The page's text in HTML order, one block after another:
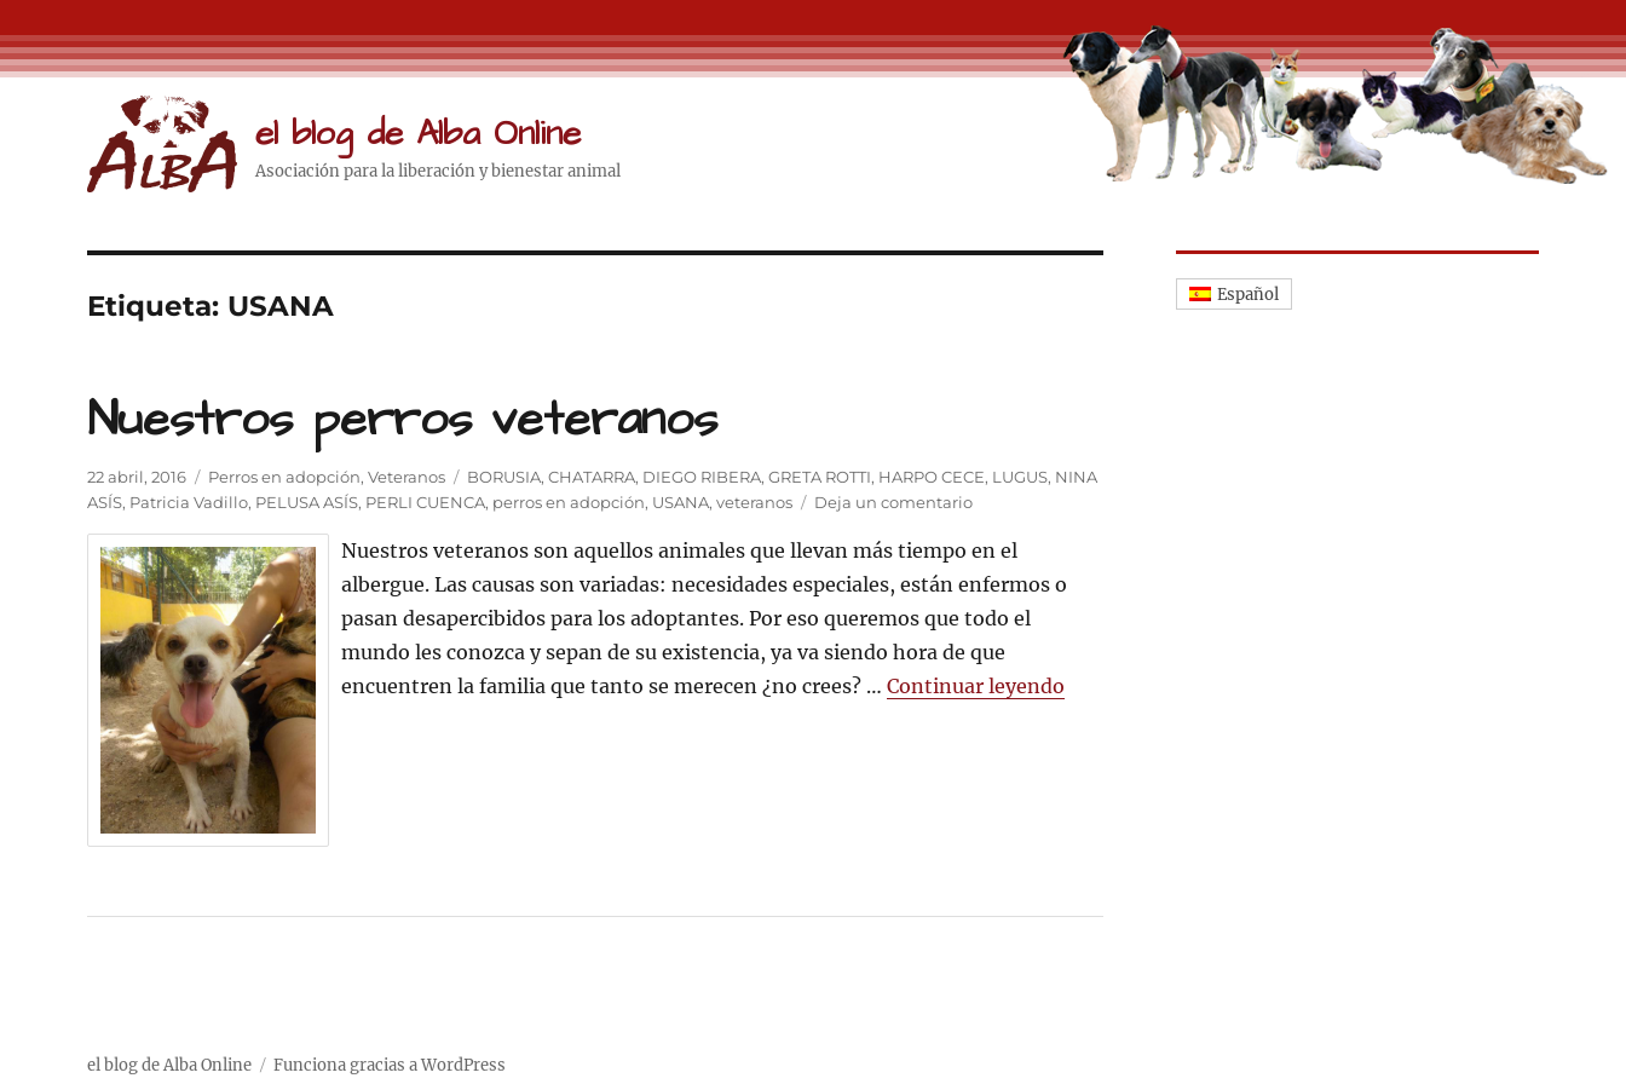
el blog de Alba Online
Asociación para la liberación y bienestar animal
Etiqueta: USANA
Nuestros perros veteranos
Publicado
el
22 abril, 2016 Categorías
Perros en adopción, Veteranos Etiquetas
BORUSIA, CHATARRA, DIEGO RIBERA, GRETA ROTTI, HARPO CECE, LUGUS, NINA
ASÍS, Patricia Vadillo, PELUSA ASÍS, PERLI CUENCA, perros en adopción, USANA, veteranos Deja un comentarioen
perros
veteranos
Nuestros veteranos son aquellos animales que llevan más tiempo en el
albergue. Las causas son variadas: necesidades especiales, están enfermos o
pasan desapercibidos para los adoptantes. Por eso queremos que todo el
mundo les conozca y sepan de su existencia, ya va siendo hora de que
encuentren la familia que tanto se merecen ¿no crees? … Continuar leyendo
Español
el blog de Alba Online Funciona gracias a WordPress